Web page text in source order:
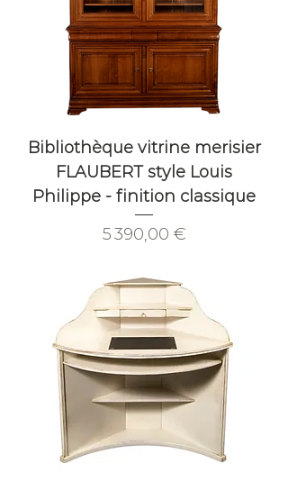
Bibliothèque vitrine merisier
FLAUBERT style Louis
Philippe - finition classique
Prix
5 390,00 €